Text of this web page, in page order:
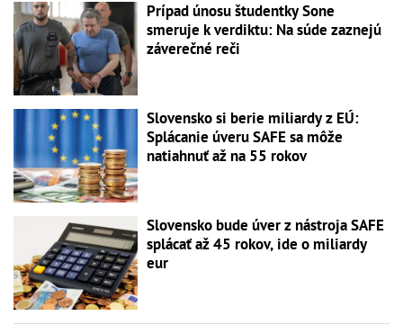
Prípad únosu študentky Sone
smeruje k verdiktu: Na súde zaznejú
záverečné reči
Slovensko si berie miliardy z EÚ:
Splácanie úveru SAFE sa môže
natiahnuť až na 55 rokov
Slovensko bude úver z nástroja SAFE
splácať až 45 rokov, ide o miliardy
eur